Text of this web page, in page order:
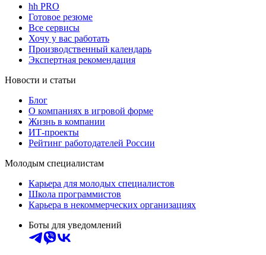
hh PRO
Готовое резюме
Все сервисы
Хочу у вас работать
Производственный календарь
Экспертная рекомендация
Новости и статьи
Блог
О компаниях в игровой форме
Жизнь в компании
ИТ-проекты
Рейтинг работодателей России
Молодым специалистам
Карьера для молодых специалистов
Школа программистов
Карьера в некоммерческих организациях
Боты для уведомлений